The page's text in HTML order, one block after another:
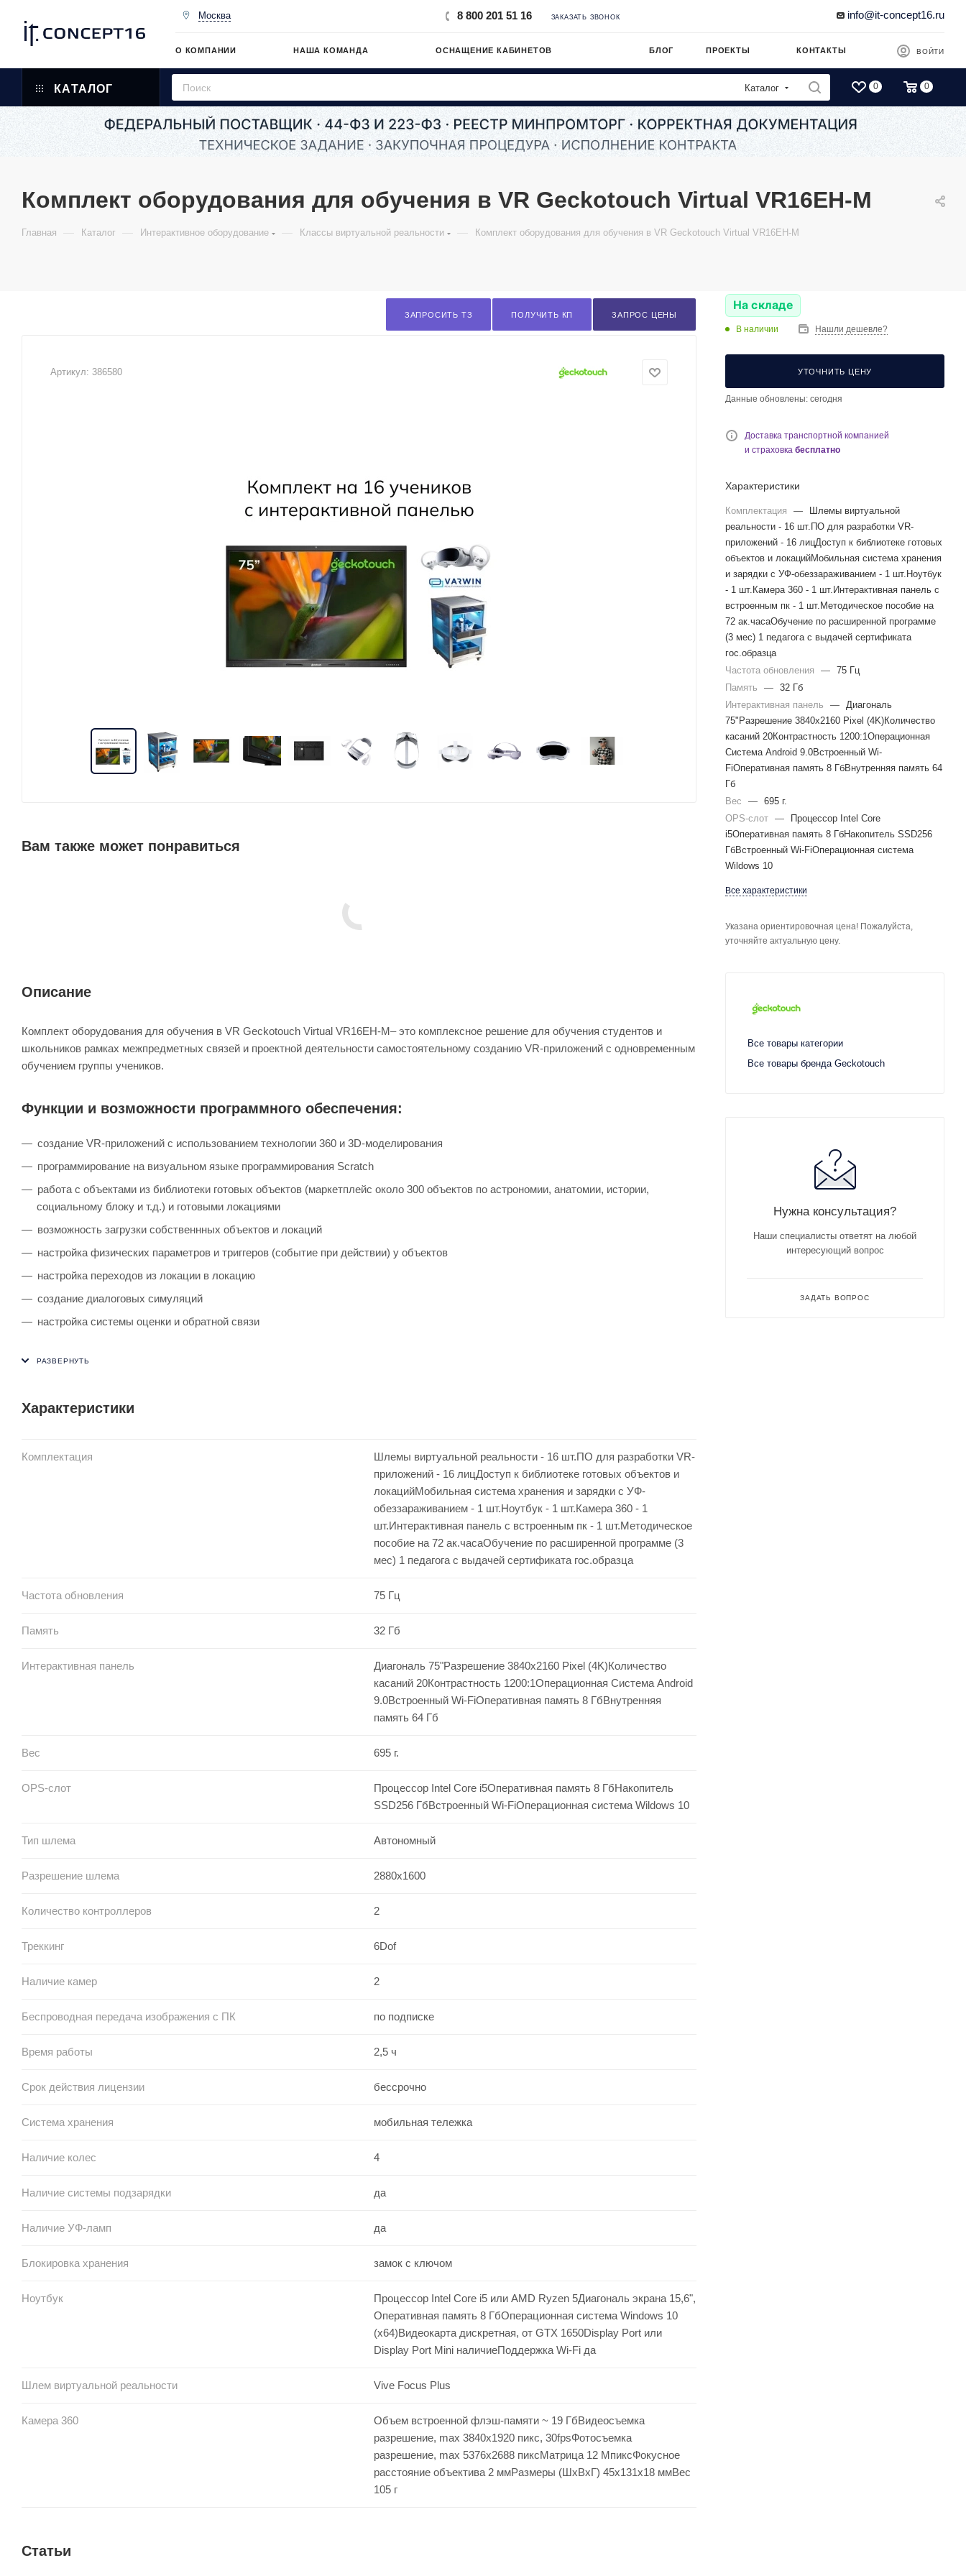
Москва 8 800 201 51 16 ЗАКАЗАТЬ ЗВОНОК info@it-concept16.ru
О КОМПАНИИ НАША КОМАНДА ОСНАЩЕНИЕ КАБИНЕТОВ БЛОГ ПРОЕКТЫ КОНТАКТЫ ВОЙТИ
КАТАЛОГ Каталог 0 0
Комплект оборудования для обучения в VR Geckotouch Virtual VR16EH-M
Главная — Каталог — Интерактивное оборудование — Классы виртуальной реальности — Комплект оборудования для обучения в VR Geckotouch Virtual VR16EH-M
ЗАПРОСИТЬ ТЗ ПОЛУЧИТЬ КП ЗАПРОС ЦЕНЫ
Артикул: 386580
Вам также может понравиться
Описание
Комплект оборудования для обучения в VR Geckotouch Virtual VR16EH-M– это комплексное решение для обучения студентов и
школьников рамках межпредметных связей и проектной деятельности самостоятельному созданию VR-приложений с одновременным
обучением группы учеников.
Функции и возможности программного обеспечения:
создание VR-приложений с использованием технологии 360 и 3D-моделирования
программирование на визуальном языке программирования Scratch
работа с объектами из библиотеки готовых объектов (маркетплейс около 300 объектов по астрономии, анатомии, истории,
социальному блоку и т.д.) и готовыми локациями
возможность загрузки собственнных объектов и локаций
настройка физических параметров и триггеров (событие при действии) у объектов
настройка переходов из локации в локацию
создание диалоговых симуляций
настройка системы оценки и обратной связи
Характеристики
Комплектация
Шлемы виртуальной реальности - 16 шт.ПО для разработки VR-
приложений - 16 лицДоступ к библиотеке готовых объектов и
локацийМобильная система хранения и зарядки с УФ-
обеззараживанием - 1 шт.Ноутбук - 1 шт.Камера 360 - 1
шт.Интерактивная панель с встроенным пк - 1 шт.Методическое
пособие на 72 ак.часаОбучение по расширенной программе (3
мес) 1 педагога с выдачей сертификата гос.образца
Частота обновления 75 Гц
Память 32 Гб
Интерактивная панель
Диагональ 75"Разрешение 3840x2160 Pixel (4K)Количество
касаний 20Контрастность 1200:1Операционная Система Android
9.0Встроенный Wi-FiОперативная память 8 ГбВнутренняя
память 64 Гб
Вес 695 г.
OPS-слот
Процессор Intel Core i5Оперативная память 8 ГбНакопитель
SSD256 ГбВстроенный Wi-FiОперационная система Wildows 10
Тип шлема Автономный
Разрешение шлема 2880x1600
Количество контроллеров 2
Треккинг 6Dof
Наличие камер 2
Беспроводная передача изображения с ПК по подписке
Время работы 2,5 ч
Срок действия лицензии бессрочно
Система хранения мобильная тележка
Наличие колес 4
Наличие системы подзарядки да
Наличие УФ-ламп да
Блокировка хранения замок с ключом
Ноутбук
Процессор Intel Core i5 или AMD Ryzen 5Диагональ экрана 15,6",
Оперативная память 8 ГбОперационная система Windows 10
(x64)Видеокарта дискретная, от GTX 1650Display Port или
Display Port Mini наличиеПоддержка Wi-Fi да
Шлем виртуальной реальности Vive Focus Plus
Камера 360
Объем встроенной флэш-памяти ~ 19 ГбВидеосъемка
разрешение, max 3840x1920 пикс, 30fpsФотосъемка
разрешение, max 5376x2688 пиксМатрица 12 МпиксФокусное
расстояние объектива 2 ммРазмеры (ШхВхГ) 45x131x18 ммВес
105 г
Статьи
На складе
В наличии Нашли дешевле?
УТОЧНИТЬ ЦЕНУ
Данные обновлены: сегодня
Доставка транспортной компанией
и страховка бесплатно
Характеристики
Комплектация —
Шлемы виртуальной
реальности - 16 шт.ПО для разработки VR-
приложений - 16 лицДоступ к библиотеке готовых
объектов и локацийМобильная система хранения
и зарядки с УФ-обеззараживанием - 1 шт.Ноутбук
- 1 шт.Камера 360 - 1 шт.Интерактивная панель с
встроенным пк - 1 шт.Методическое пособие на
72 ак.часаОбучение по расширенной программе
(3 мес) 1 педагога с выдачей сертификата
гос.образца
Частота обновления
— 75 Гц
Память
— 32 Гб
Интерактивная панель
— Диагональ
75"Разрешение 3840x2160 Pixel (4K)Количество
касаний 20Контрастность 1200:1Операционная
Система Android 9.0Встроенный Wi-
FiОперативная память 8 ГбВнутренняя память 64
Гб
Вес
— 695 г.
OPS-слот —
Процессор Intel Core
i5Оперативная память 8 ГбНакопитель SSD256
ГбВстроенный Wi-FiОперационная система
Wildows 10
Все характеристики
Указана ориентировочная цена! Пожалуйста,
уточняйте актуальную цену.
Все товары категории
Все товары бренда Geckotouch
Нужна консультация?
Наши специалисты ответят на любой
интересующий вопрос
ЗАДАТЬ ВОПРОС